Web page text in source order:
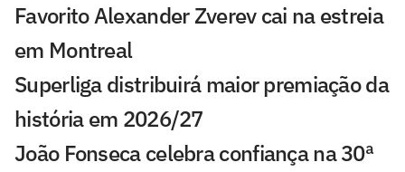
Favorito Alexander Zverev cai na estreia
em Montreal
Superliga distribuirá maior premiação da
história em 2026/27
João Fonseca celebra confiança na 30ª